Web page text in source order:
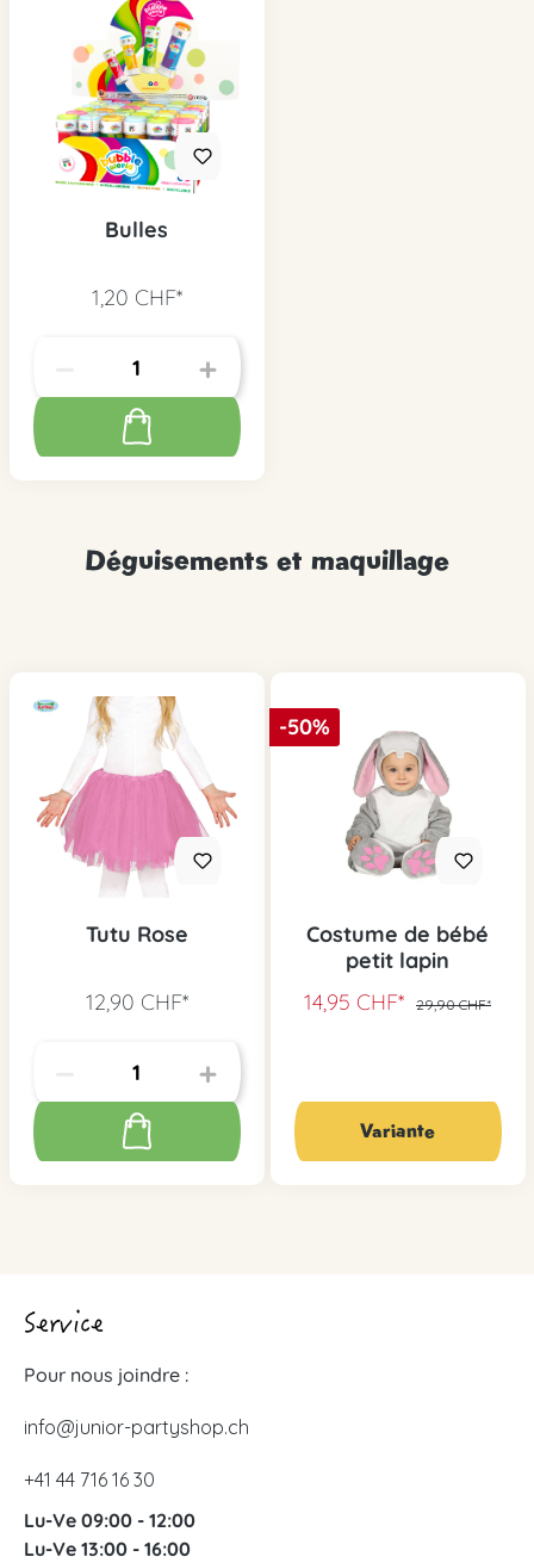
Bulles
1,20 CHF*
Déguisements et maquillage
Tutu Rose
12,90 CHF*
-50%
Costume de bébé
petit lapin
14,95 CHF*
29,90 CHF*
Variante
Service
Pour nous joindre :
info@junior-partyshop.ch
+41 44 716 16 30
Lu-Ve 09:00 - 12:00
Lu-Ve 13:00 - 16:00